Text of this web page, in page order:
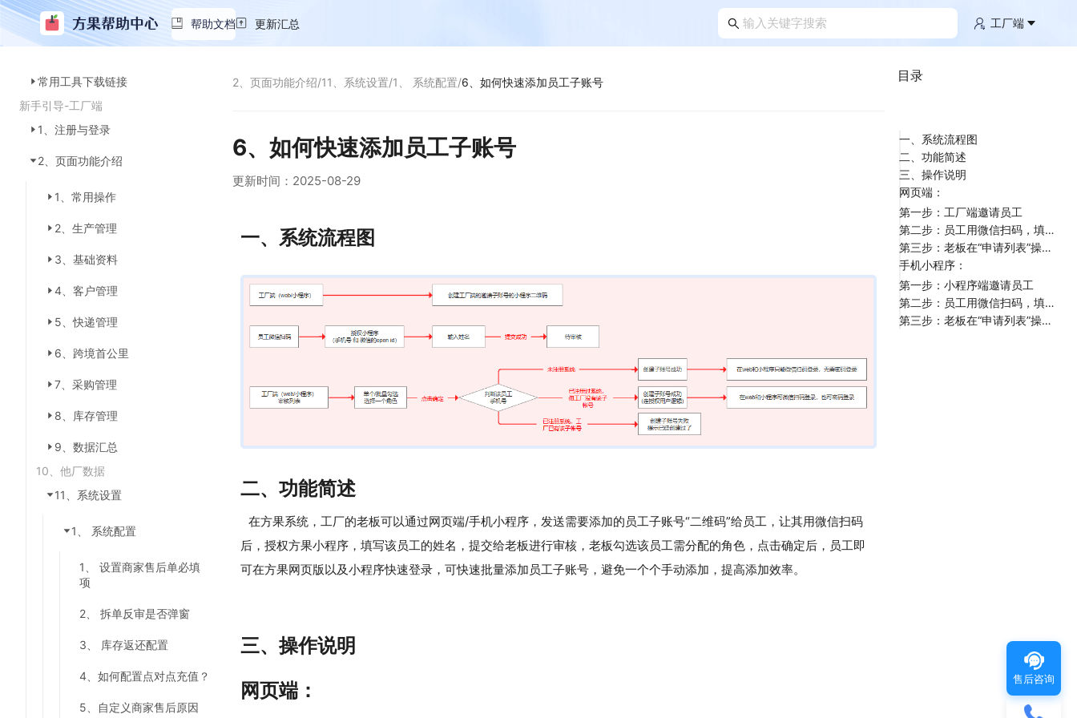
帮助文档 更新汇总 工厂端
常用工具下载链接
新手引导-工厂端
1、注册与登录
2、页面功能介绍
1、常用操作
2、生产管理
3、基础资料
4、客户管理
5、快递管理
6、跨境首公里
7、采购管理
8、库存管理
9、数据汇总
10、他厂数据
11、系统设置
1、 系统配置
1、 设置商家售后单必填
项
2、 拆单反审是否弹窗
3、 库存返还配置
4、如何配置点对点充值？
5、自定义商家售后原因
2、页面功能介绍/11、系统设置/1、 系统配置/6、如何快速添加员工子账号
6、如何快速添加员工子账号
更新时间： 2025-08-29
一、系统流程图
二、功能简述
在方果系统，工厂的老板可以通过网页端/手机小程序，发送需要添加的员工子账号“二维码”给员工，让其用微信扫码
后，授权方果小程序，填写该员工的姓名，提交给老板进行审核，老板勾选该员工需分配的角色，点击确定后，员工即
可在方果网页版以及小程序快速登录，可快速批量添加员工子账号，避免一个个手动添加，提高添加效率。
三、操作说明
网页端：
目录
一、系统流程图
二、功能简述
三、操作说明
网页端：
第一步：工厂端邀请员工
第二步：员工用微信扫码，填写姓名，提交
第三步：老板在“申请列表”操作同意即可
手机小程序：
第一步：小程序端邀请员工
第二步：员工用微信扫码，填写姓名，提交
第三步：老板在“申请列表”操作同意即可
售后咨询